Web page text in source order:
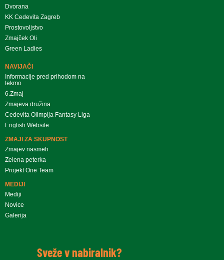
Dvorana
KK Cedevita Zagreb
Prostovoljstvo
Zmajček Oli
Green Ladies
NAVIJAČI
Informacije pred prihodom na
tekmo
6.Zmaj
Zmajeva družina
Cedevita Olimpija Fantasy Liga
English Website
ZMAJI ZA SKUPNOST
Zmajev nasmeh
Zelena peterka
Projekt One Team
MEDIJI
Mediji
Novice
Galerija
Sveže v nabiralnik?